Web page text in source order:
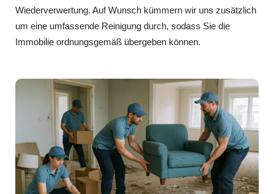
Wiederverwertung. Auf Wunsch kümmern wir uns zusätzlich
um eine umfassende Reinigung durch, sodass Sie die
Immobilie ordnungsgemäß übergeben können.